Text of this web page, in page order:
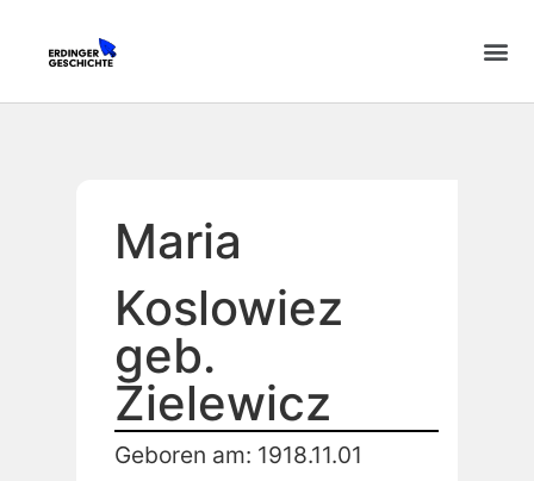
Maria
Koslowiez
geb.
Zielewicz
Geboren am: 1918.11.01